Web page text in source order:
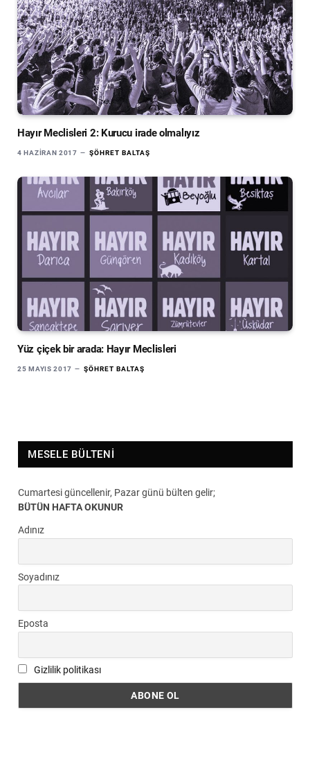
Hayır Meclisleri 2: Kurucu irade olmalıyız
4 HAZIRAN 2017 ŞÖHRET BALTAŞ
Yüz çiçek bir arada: Hayır Meclisleri
25 MAYIS 2017 ŞÖHRET BALTAŞ
MESELE BÜLTENI
Cumartesi güncellenir, Pazar günü bülten gelir;
BÜTÜN HAFTA OKUNUR
Adınız
Soyadınız
Eposta
Gizlilik politikası